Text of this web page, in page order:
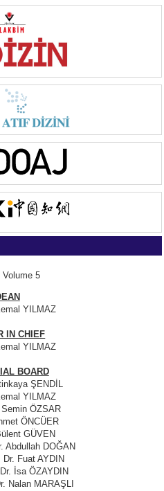
Volume 5
YILMAZ
IN CHIEF
YILMAZ
BOARD
ŞENDİL
YILMAZ
ÖZSAR
ÖNCÜER
GÜVEN
Abdullah DOĞAN
Fuat AYDIN
İsa ÖZAYDIN
Nalan MARAŞLI